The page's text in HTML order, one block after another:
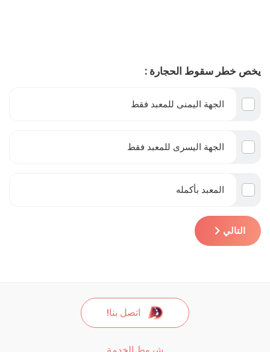
يخص خطر سقوط الحجارة :
الجهة اليمنى للمعبد فقط
الجهة اليسرى للمعبد فقط
المعبد بأكمله
التالي
اتصل بنا!